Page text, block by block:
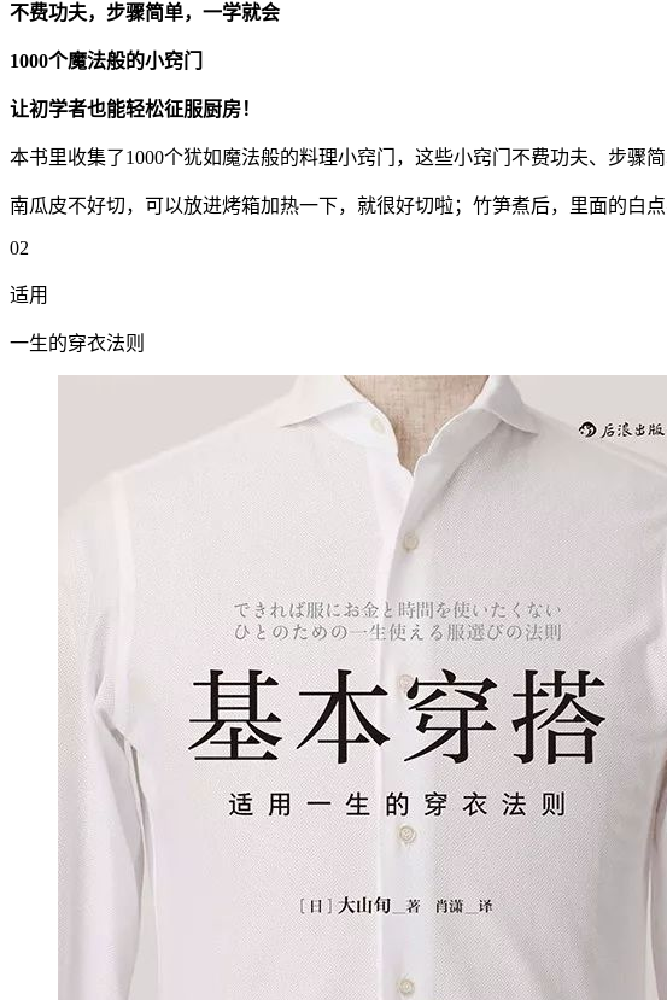
不费功夫，步骤简单，一学就会
1000个魔法般的小窍门
让初学者也能轻松征服厨房！
本书里收集了1000个犹如魔法般的料理小窍门，这些小窍门不费功夫、步骤
南瓜皮不好切，可以放进烤箱加热一下，就很好切啦；竹笋煮后，里面的白
02
适用
一生的穿衣法则